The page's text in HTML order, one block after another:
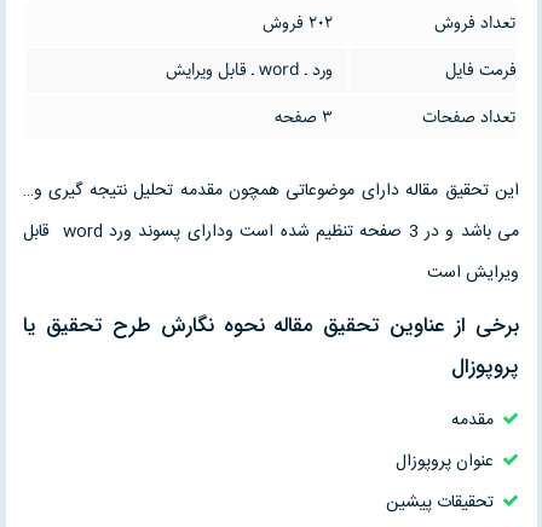
تعداد فروش
202 فروش
فرمت فایل
ورد ـ word ـ قابل ویرایش
تعداد صفحات
3 صفحه
این تحقیق مقاله دارای موضوعاتی همچون مقدمه تحلیل نتیجه گیری و…
می باشد و در 3 صفحه تنظیم شده است ودارای پسوند ورد word قابل
ویرایش است
برخی از عناوین تحقیق مقاله نحوه نگارش طرح تحقيق یا
پروپوزال
مقدمه
عنوان پروپوزال
تحقیقات پیشین